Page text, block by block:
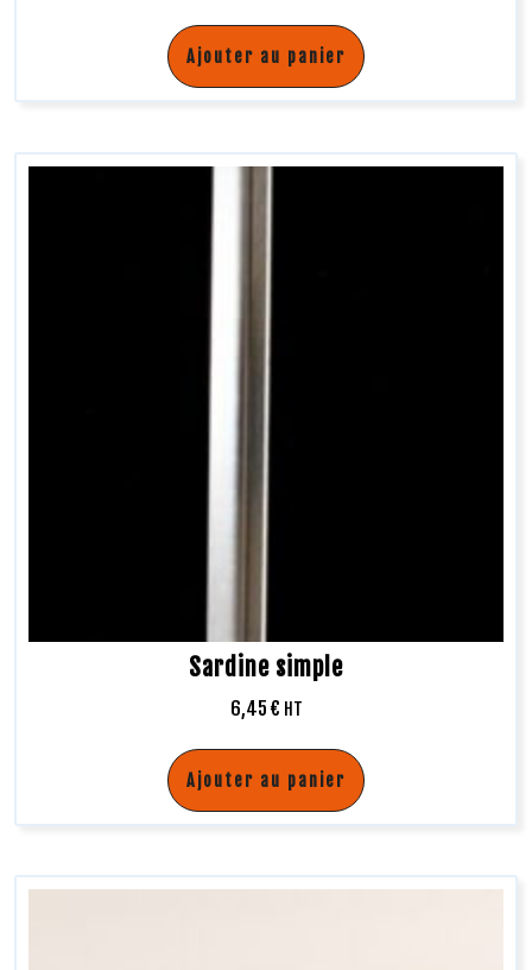
Ajouter au panier
Sardine simple
6,45 € HT
Ajouter au panier